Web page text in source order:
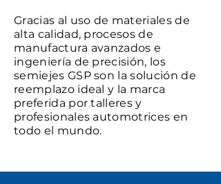
Gracias al uso de materiales de
alta calidad, procesos de
manufactura avanzados e
ingeniería de precisión, los
semiejes GSP son la solución de
reemplazo ideal y la marca
preferida por talleres y
profesionales automotrices en
todo el mundo.